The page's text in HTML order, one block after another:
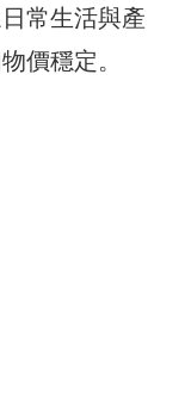
常生活與產
價穩定。